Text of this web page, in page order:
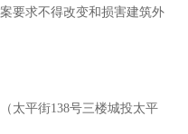
要求不得改变和损害建筑外
太平街138号三楼城投太平